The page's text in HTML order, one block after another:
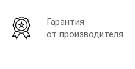
Гарантия
от производителя